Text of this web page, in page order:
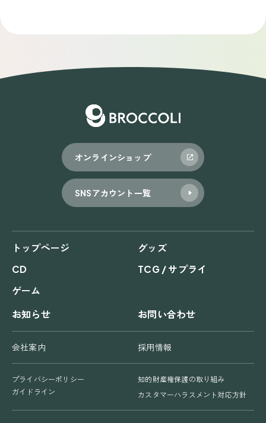
オンラインショップ
SNSアカウント一覧
トップページ
グッズ
CD
TCG / サプライ
ゲーム
お知らせ
お問い合わせ
会社案内 採用情報
プライバシーポリシー
知的財産権保護の取り組み
ガイドライン
カスタマーハラスメント対応方針